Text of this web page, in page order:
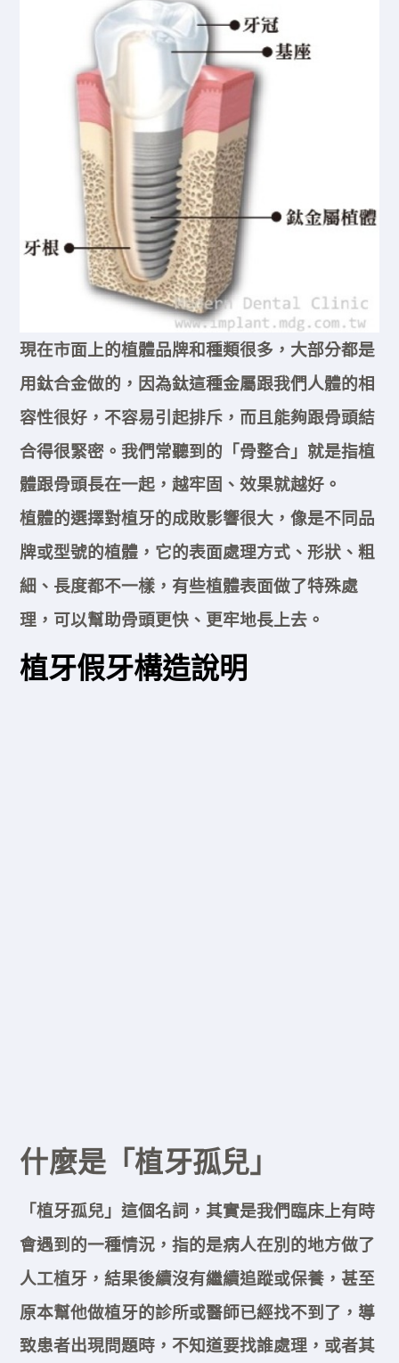
現在市面上的植體品牌和種類很多，大部分都是
用鈦合金做的，因為鈦這種金屬跟我們人體的相
容性很好，不容易引起排斥，而且能夠跟骨頭結
合得很緊密。我們常聽到的「骨整合」就是指植
體跟骨頭長在一起，越牢固、效果就越好。
植體的選擇對植牙的成敗影響很大，像是不同品
牌或型號的植體，它的表面處理方式、形狀、粗
細、長度都不一樣，有些植體表面做了特殊處
理，可以幫助骨頭更快、更牢地長上去。
植牙假牙構造說明
什麼是「植牙孤兒」
「植牙孤兒」這個名詞，其實是我們臨床上有時
會遇到的一種情況，指的是病人在別的地方做了
人工植牙，結果後續沒有繼續追蹤或保養，甚至
原本幫他做植牙的診所或醫師已經找不到了，導
致患者出現問題時，不知道要找誰處理，或者其